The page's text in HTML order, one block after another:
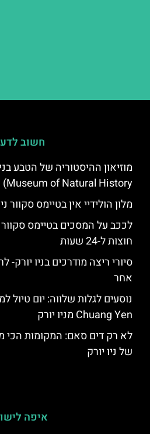
חשוב
Museum of Natural History)
מלון הולידיי אין בטיימס סקוור
לככב על המסכים בטיימס
חוצות ל-24 שעות
סיורי ריצה מודרכים בניו
אחר
נוסעים לגלות שלווה: יום טיול
Chuang Yen מניו יורק
לא רק דים סאם: המקומות הכי
של ניו יורק
איפה